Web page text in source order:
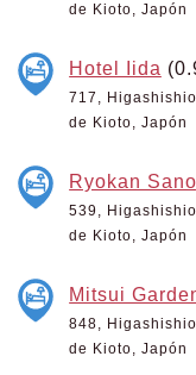
de Kioto, Japón
Hotel Iida
717,
de Kioto, Japón
Ryokan
539,
de Kioto, Japón
Mitsui
848,
de Kioto, Japón